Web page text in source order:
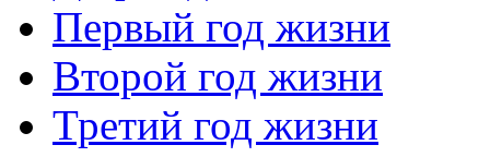
Первый год жизни
Второй год жизни
Третий год жизни